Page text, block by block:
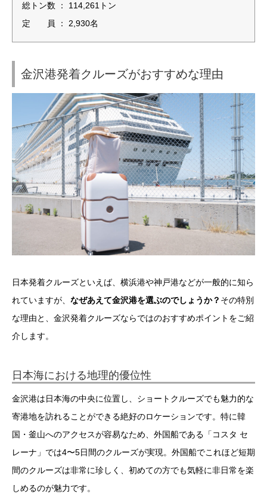
総トン数 ： 114,261トン
定 員 ： 2,930名
金沢港発着クルーズがおすすめな理由
日本発着クルーズといえば、横浜港や神戸港などが一般的に知ら
れていますが、 なぜあえて金沢港を選ぶのでしょうか？ その特別
な理由と、金沢発着クルーズならではのおすすめポイントをご紹
介します。
日本海における地理的優位性
金沢港は日本海の中央に位置し、ショートクルーズでも魅力的な
寄港地を訪れることができる絶好のロケーションです。特に韓
国・釜山へのアクセスが容易なため、外国船である「コスタ セ
レーナ」では4〜5日間のクルーズが実現。外国船でこれほど短期
間のクルーズは非常に珍しく、初めての方でも気軽に非日常を楽
しめるのが魅力です。